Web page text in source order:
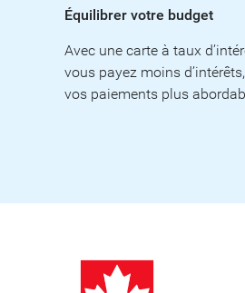
Équilibrer votre budget
Avec une carte à taux
vous payez moins
vos paiements plus